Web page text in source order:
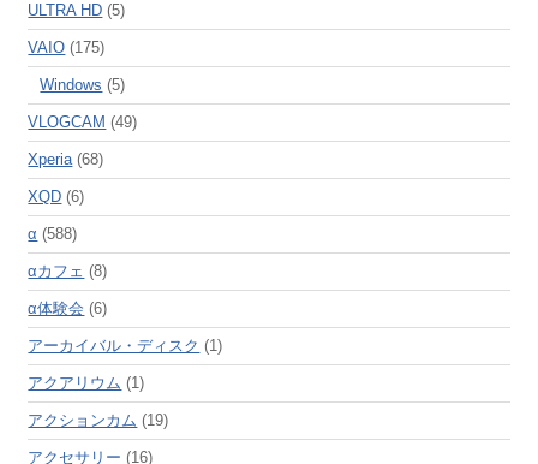
ULTRA HD (5)
VAIO (175)
Windows (5)
VLOGCAM (49)
Xperia(68)
XQD (6)
α (588)
αカフェ (8)
α体験会 (6)
アーカイバル・ディスク (1)
アクアリウム (1)
アクションカム (19)
アクセサリー (16)